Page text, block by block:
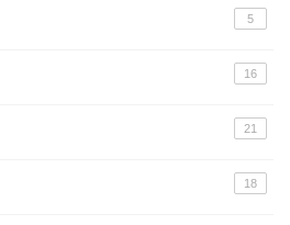
5
16
21
18